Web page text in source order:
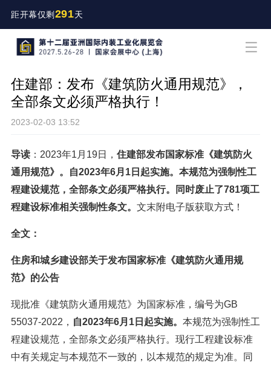
距开幕仅剩 291天
住建部：发布《建筑防火通用规范》，
全部条文必须严格执行！
2023-02-03 13:52
导读：2023年1月19日， 住建部发布国家标准《建筑防火
通用规范》。自2023年6月1日起实施。 本规范为强制性工
程建设规范，全部条文必须严格执行。同时废止了781项工
程建设标准相关强制性条文。 文末附电子版获取方式！
全文：
住房和城乡建设部关于发布国家标准《建筑防火通用规
范》的公告
现批准《建筑防火通用规范》为国家标准，编号为GB
55037-2022， 自2023年6月1日起实施。 本规范为强制性工
程建设规范，全部条文必须严格执行。现行工程建设标准
中有关规定与本规范不一致的，以本规范的规定为准。同